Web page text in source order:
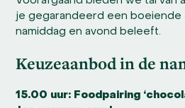
je gegarandeerd een boeiende
namiddag en avond beleeft.
Keuzeaanbod in de
15.00 uur: Foodpairing